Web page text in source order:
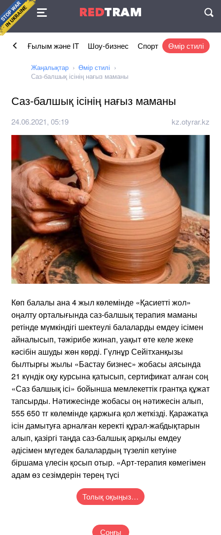
REDTRAM
Келісімі
Ғылым және IT Шоу-бизнес Спорт Өмір стилі
Жаңалықтар
Өмір стилі
Саз-балшық ісінің нағыз маманы
Саз-балшық ісінің нағыз маманы
24.06.2021, 05:19 kz.otyrar.kz
Көп балалы ана 4 жыл көлемінде «Қасиетті жол»
оңалту орталығында саз-балшық терапия маманы
ретінде мүмкіндігі шектеулі балаларды емдеу ісімен
айналысып, тәжірибе жинап, уақыт өте келе жеке
кәсібін ашуды жөн көрді. Гүлнұр Сейітханқызы
былтырғы жылы «Бастау бизнес» жобасы аясында
21 күндік оқу курсына қатысып, сертификат алған соң
«Саз балшық ісі» бойынша мемлекеттік грантқа құжат
тапсырды. Нәтижесінде жобасы оң нәтижесін алып,
555 650 тг көлемінде қаржыға қол жеткізді. Қаражатқа
ісін дамытуға арналған керекті құрал-жабдықтарын
алып, қазіргі таңда саз-балшық арқылы емдеу
әдісімен мүгедек балалардың түзеліп кетуіне
біршама үлесін қосып отыр. «Арт-терапия көмегімен
адам өз сезімдерін терең түсі
Толық оқыңыз…
Соңғы